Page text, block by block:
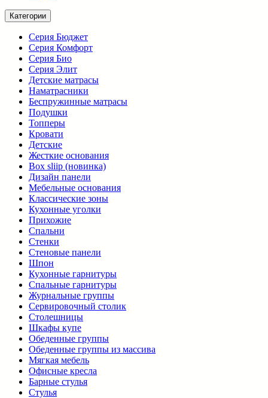
Категории
Серия Бюджет
Серия Комфорт
Серия Био
Серия Элит
Детские матрасы
Наматрасники
Беспружинные матрасы
Подушки
Топперы
Кровати
Детские
Жесткие основания
Box sliip (новинка)
Дизайн панели
Мебельные основания
Классические зоны
Кухонные уголки
Прихожие
Спальни
Стенки
Стеновые панели
Шпон
Кухонные гарнитуры
Спальные гарнитуры
Журнальные группы
Сервировочный столик
Столешницы
Шкафы купе
Обеденные группы
Обеденные группы из массива
Мягкая мебель
Офисные кресла
Барные стулья
Стулья